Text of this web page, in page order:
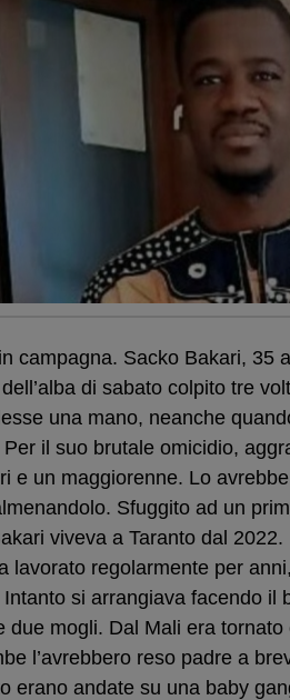
campagna. Sacko Bakari, 35
di sabato colpito tre
una mano, neanche
il suo brutale omicidio,
e un maggiorenne. Lo
Sfuggito ad un
viveva a Taranto dal
lavorato regolarmente per
si arrangiava facendo il
due mogli. Dal Mali era
l’avrebbero reso padre a
erano andate su una baby